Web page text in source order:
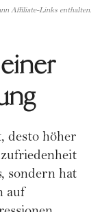
Affiliate-Links enthalten.
desto höher
sondern hat
auf